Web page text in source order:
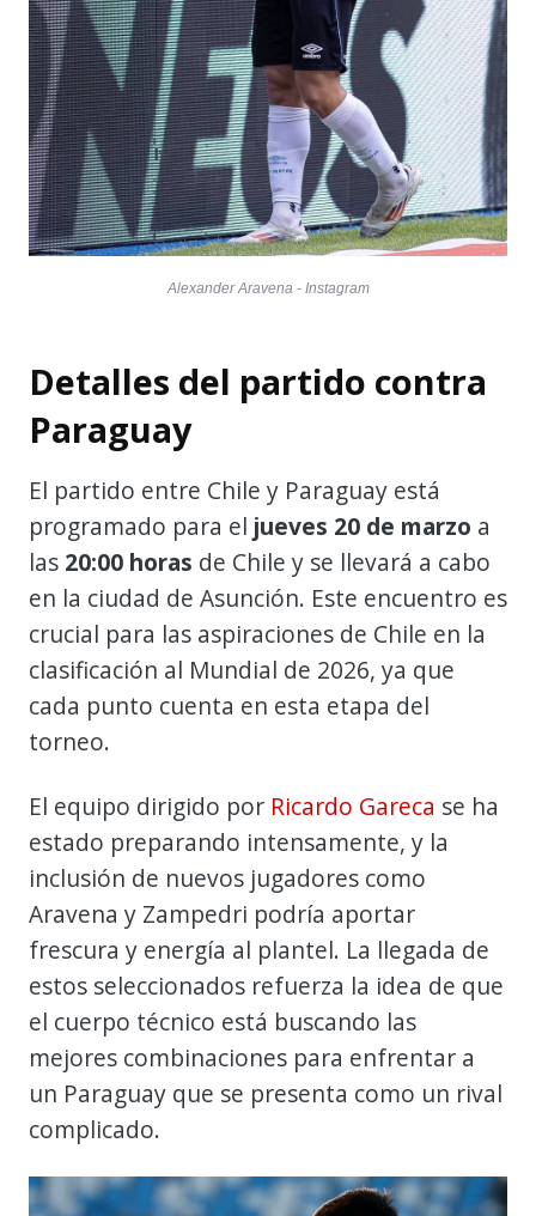
Alexander Aravena - Instagram
Detalles del partido contra
Paraguay
El partido entre Chile y Paraguay está
programado para el jueves 20 de marzo a
las 20:00 horas de Chile y se llevará a cabo
en la ciudad de Asunción. Este encuentro es
crucial para las aspiraciones de Chile en la
clasificación al Mundial de 2026, ya que
cada punto cuenta en esta etapa del
torneo.
El equipo dirigido por Ricardo Gareca se ha
estado preparando intensamente, y la
inclusión de nuevos jugadores como
Aravena y Zampedri podría aportar
frescura y energía al plantel. La llegada de
estos seleccionados refuerza la idea de que
el cuerpo técnico está buscando las
mejores combinaciones para enfrentar a
un Paraguay que se presenta como un rival
complicado.